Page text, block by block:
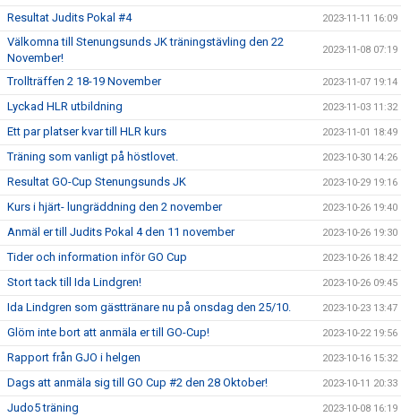
Resultat Judits Pokal #4 2023-11-11 16:09
Välkomna till Stenungsunds JK träningstävling den 22
November!
2023-11-08 07:19
Trollträffen 2 18-19 November 2023-11-07 19:14
Lyckad HLR utbildning 2023-11-03 11:32
Ett par platser kvar till HLR kurs 2023-11-01 18:49
Träning som vanligt på höstlovet. 2023-10-30 14:26
Resultat GO-Cup Stenungsunds JK 2023-10-29 19:16
Kurs i hjärt- lungräddning den 2 november 2023-10-26 19:40
Anmäl er till Judits Pokal 4 den 11 november 2023-10-26 19:30
Tider och information inför GO Cup 2023-10-26 18:42
Stort tack till Ida Lindgren! 2023-10-26 09:45
Ida Lindgren som gästtränare nu på onsdag den 25/10. 2023-10-23 13:47
Glöm inte bort att anmäla er till GO-Cup! 2023-10-22 19:56
Rapport från GJO i helgen 2023-10-16 15:32
Dags att anmäla sig till GO Cup #2 den 28 Oktober! 2023-10-11 20:33
Judo5 träning 2023-10-08 16:19